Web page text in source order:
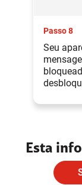
Passo 8
Seu
Esta